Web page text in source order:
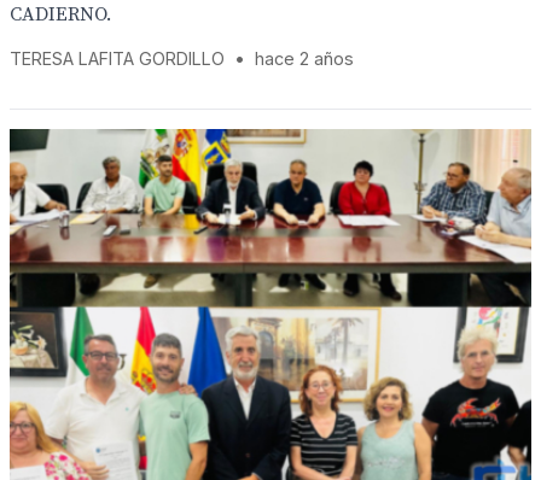
CADIERNO.
TERESA LAFITA GORDILLO • hace 2 años